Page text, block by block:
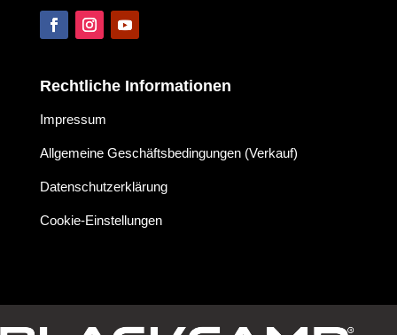
Rechtliche Informationen
Impressum
Allgemeine Geschäftsbedingungen (Verkauf)
Datenschutzerklärung
Cookie-Einstellungen